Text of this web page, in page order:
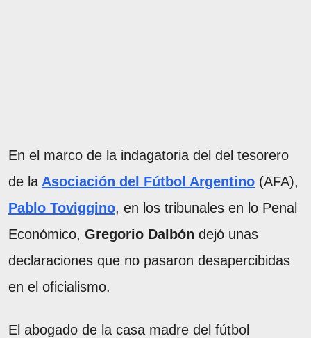
En el marco de la indagatoria del del tesorero
de la Asociación del Fútbol Argentino (AFA),
Pablo Toviggino, en los tribunales en lo Penal
Económico, Gregorio Dalbón dejó unas
declaraciones que no pasaron desapercibidas
en el oficialismo.
El abogado de la casa madre del fútbol